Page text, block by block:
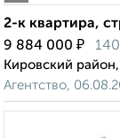
2-к квартира,
9 884 000 ₽
Кировский
Агентство,